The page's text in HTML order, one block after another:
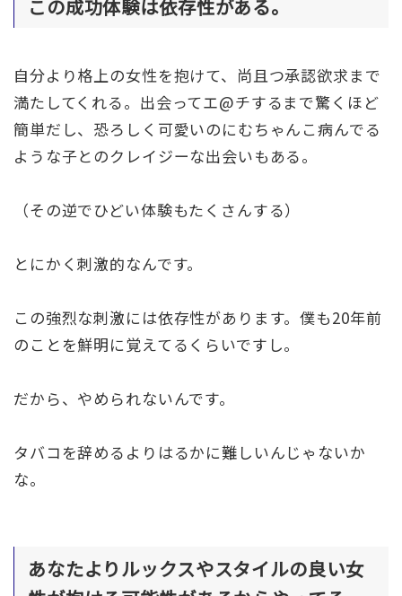
この成功体験は依存性がある。
自分より格上の女性を抱けて、尚且つ承認欲求まで
満たしてくれる。出会ってエ@チするまで驚くほど
簡単だし、恐ろしく可愛いのにむちゃんこ病んでる
ような子とのクレイジーな出会いもある。
（その逆でひどい体験もたくさんする）
とにかく刺激的なんです。
この強烈な刺激には依存性があります。僕も20年前
のことを鮮明に覚えてるくらいですし。
だから、やめられないんです。
タバコを辞めるよりはるかに難しいんじゃないか
な。
あなたよりルックスやスタイルの良い女